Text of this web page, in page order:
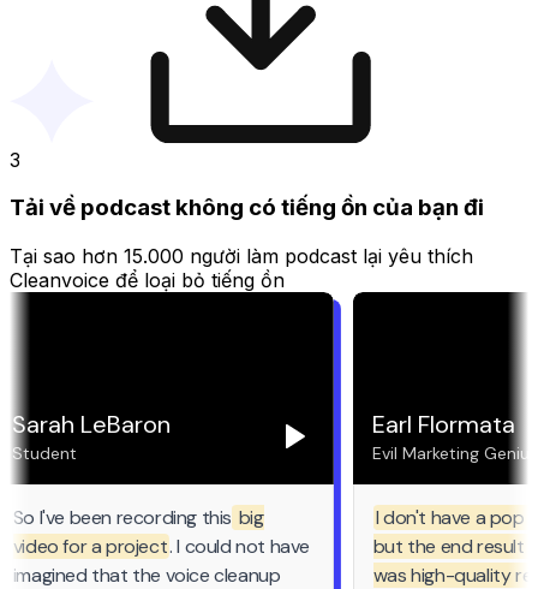
3
Tải về podcast không có tiếng ồn của bạn đi
Tại sao hơn 15.000 người làm podcast lại yêu thích
Cleanvoice để loại bỏ tiếng ồn
Sarah LeBaron
Student
So I've been recording thisbig
video for a project. I could not have
imagined that the voice cleanup
Earl Flormata
Evil Marketing Genius
I don't have a pop
but the end result
was high-quality